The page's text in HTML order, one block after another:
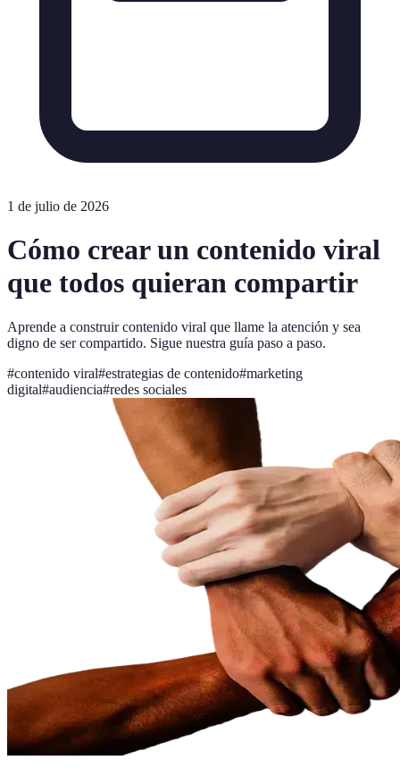
1 de julio de 2026
Cómo crear un contenido viral
que todos quieran compartir
Aprende a construir contenido viral que llame la atención y sea
digno de ser compartido. Sigue nuestra guía paso a paso.
#contenido viral#estrategias de contenido#marketing
digital#audiencia#redes sociales